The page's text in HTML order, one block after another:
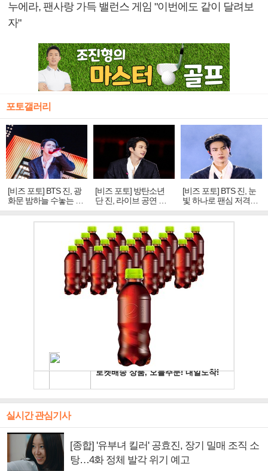
누에라, 팬사랑 가득 밸런스 게임 "이번에도 같이 달려보
자"
포토갤러리
[비즈 포토] BTS 진, 광
화문 밤하늘 수놓는 '비
주얼 킹'의 열창
[비즈 포토] 방탄소년
단 진, 라이브 공연 중
빛나는 독보적 아우라
[비즈 포토] BTS 진, 눈
빛 하나로 팬심 저격…
독보적 카리스마
실시간 관심기사
[종합] '유부녀 킬러' 공효진, 장기 밀매 조직 소
탕…4화 정체 발각 위기 예고